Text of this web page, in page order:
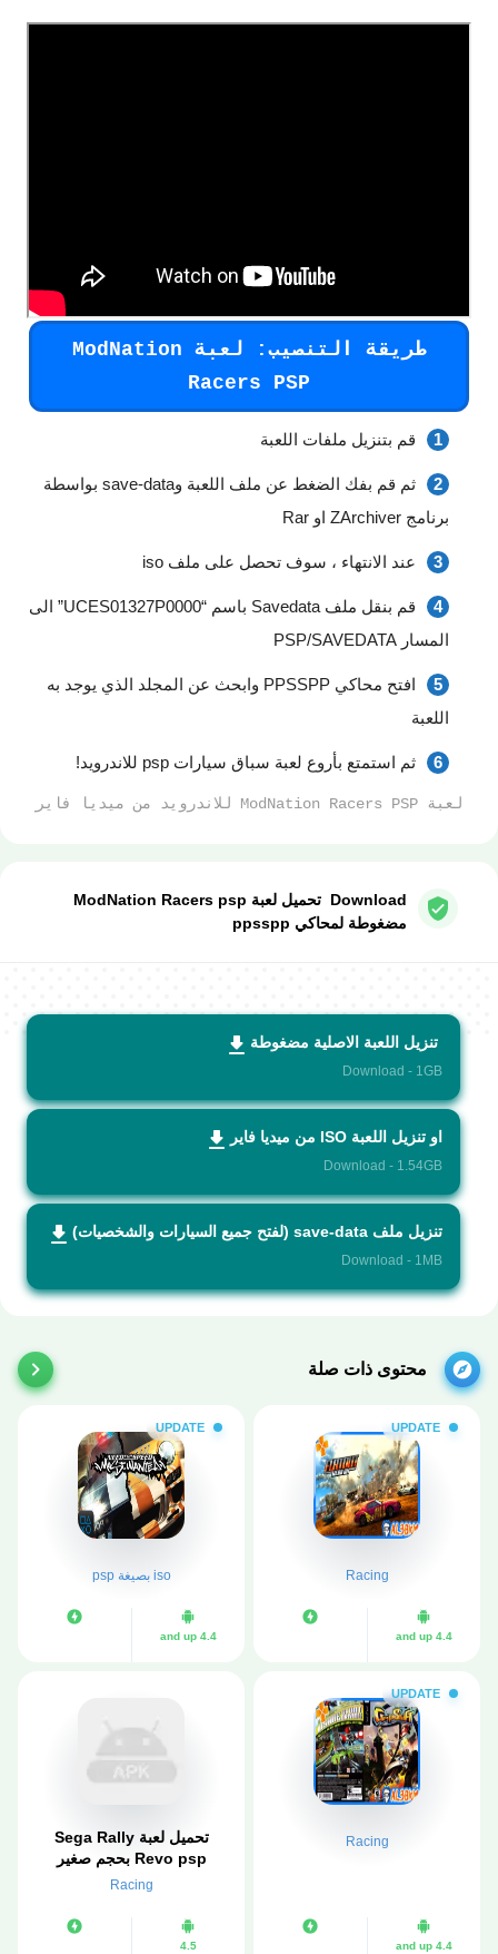
طريقة التنصيب: لعبة ModNation
Racers PSP
قم بتنزيل ملفات اللعبة
ثم قم بفك الضغط عن ملف اللعبة وsave-data بواسطة
برنامج ZArchiver او Rar
عند الانتهاء ، سوف تحصل على ملف iso
قم بنقل ملف Savedata باسم “UCES01327P0000” الى
المسار PSP/SAVEDATA
افتح محاكي PPSSPP وابحث عن المجلد الذي يوجد به
اللعبة
ثم استمتع بأروع لعبة سباق سيارات psp للاندرويد!
لعبة ModNation Racers PSP للاندرويد من ميديا فاير
Download تحميل لعبة ModNation Racers psp
مضغوطة لمحاكي ppsspp
تنزيل اللعبة الاصلية مضغوطة
Download - 1GB
او تنزيل اللعبة ISO من ميديا فاير
Download - 1.54GB
تنزيل ملف save-data (لفتح جميع السيارات والشخصيات)
Download - 1MB
محتوى ذات صلة
UPDATE
Racing
4.4 and up
UPDATE
iso بصيغة psp
4.4 and up
UPDATE
Racing
4.4 and up
تحميل لعبة Sega Rally
Revo psp بحجم صغير
لمحاكي ppssppRacing
4.5